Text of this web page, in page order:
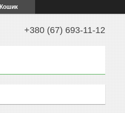
Кошик
+380 (67) 693-11-12